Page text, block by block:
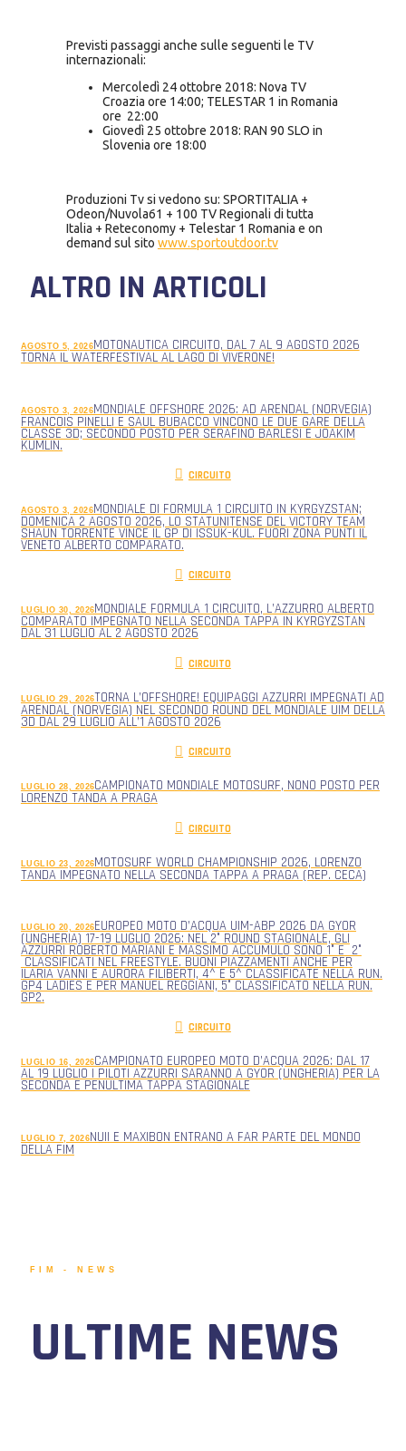
Previsti passaggi anche sulle seguenti le TV
internazionali:
Mercoledì 24 ottobre 2018: Nova TV
Croazia ore 14:00; TELESTAR 1 in Romania
ore 22:00
Giovedì 25 ottobre 2018: RAN 90 SLO in
Slovenia ore 18:00
Produzioni Tv si vedono su: SPORTITALIA +
Odeon/Nuvola61 + 100 TV Regionali di tutta
Italia + Reteconomy + Telestar 1 Romania e on
demand sul sito www.sportoutdoor.tv
ALTRO IN ARTICOLI
AGOSTO 5, 2026MOTONAUTICA CIRCUITO, DAL 7 AL 9 AGOSTO 2026
TORNA IL WATERFESTIVAL AL LAGO DI VIVERONE!
AGOSTO 3, 2026MONDIALE OFFSHORE 2026: AD ARENDAL (NORVEGIA)
FRANCOIS PINELLI E SAUL BUBACCO VINCONO LE DUE GARE DELLA
CLASSE 3D; SECONDO POSTO PER SERAFINO BARLESI E JOAKIM
KUMLIN.
CIRCUITO
AGOSTO 3, 2026MONDIALE DI FORMULA 1 CIRCUITO IN KYRGYZSTAN;
DOMENICA 2 AGOSTO 2026, LO STATUNITENSE DEL VICTORY TEAM
SHAUN TORRENTE VINCE IL GP DI ISSUK-KUL. FUORI ZONA PUNTI IL
VENETO ALBERTO COMPARATO.
CIRCUITO
LUGLIO 30, 2026MONDIALE FORMULA 1 CIRCUITO, L’AZZURRO ALBERTO
COMPARATO IMPEGNATO NELLA SECONDA TAPPA IN KYRGYZSTAN
DAL 31 LUGLIO AL 2 AGOSTO 2026
CIRCUITO
LUGLIO 29, 2026TORNA L’OFFSHORE! EQUIPAGGI AZZURRI IMPEGNATI AD
ARENDAL (NORVEGIA) NEL SECONDO ROUND DEL MONDIALE UIM DELLA
3D DAL 29 LUGLIO ALL’1 AGOSTO 2026
CIRCUITO
LUGLIO 28, 2026CAMPIONATO MONDIALE MOTOSURF, NONO POSTO PER
LORENZO TANDA A PRAGA
CIRCUITO
LUGLIO 23, 2026MOTOSURF WORLD CHAMPIONSHIP 2026, LORENZO
TANDA IMPEGNATO NELLA SECONDA TAPPA A PRAGA (REP. CECA)
LUGLIO 20, 2026EUROPEO MOTO D’ACQUA UIM-ABP 2026 DA GYOR
(UNGHERIA) 17-19 LUGLIO 2026: NEL 2° ROUND STAGIONALE, GLI
AZZURRI ROBERTO MARIANI E MASSIMO ACCUMULO SONO 1° E 2°
CLASSIFICATI NEL FREESTYLE. BUONI PIAZZAMENTI ANCHE PER
ILARIA VANNI E AURORA FILIBERTI, 4^ E 5^ CLASSIFICATE NELLA RUN.
GP4 LADIES E PER MANUEL REGGIANI, 5° CLASSIFICATO NELLA RUN.
GP2.
CIRCUITO
LUGLIO 16, 2026CAMPIONATO EUROPEO MOTO D’ACQUA 2026: DAL 17
AL 19 LUGLIO I PILOTI AZZURRI SARANNO A GYOR (UNGHERIA) PER LA
SECONDA E PENULTIMA TAPPA STAGIONALE
LUGLIO 7, 2026NUII E MAXIBON ENTRANO A FAR PARTE DEL MONDO
DELLA FIM
FIM - NEWS
ULTIME NEWS